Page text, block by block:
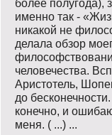
более полугода),
именно так -
никакой не
делала обзор
человечества.
Аристотель,
до
конечно, и
меня. ( ...) ...